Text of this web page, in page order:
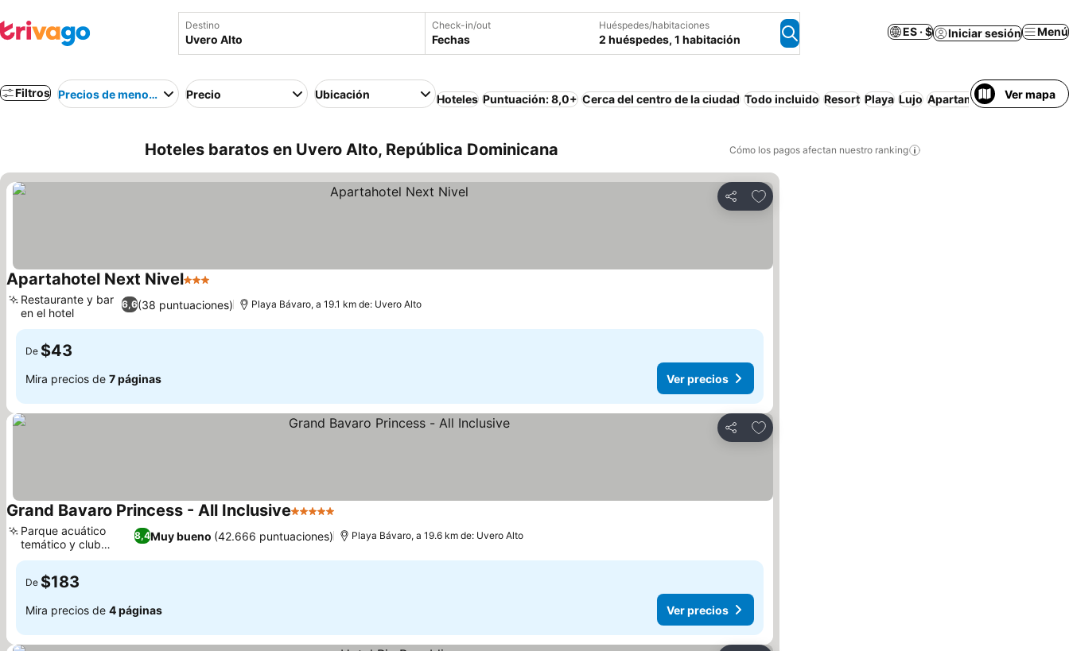
Destino Check-in/out
Fechas
Huéspedes/habitaciones
2 huéspedes, 1 habitación
ES · $ Iniciar sesión Menú
Filtros Precios de menor a mayorPrecio Ubicación Hoteles Puntuación: 8,0+ Cerca del centro de la ciudad Todo incluido Resort Playa Lujo Apartamento amueblado
Ver mapa
Hoteles baratos en Uvero Alto, República Dominicana Cómo los pagos afectan nuestro ranking
Compartir
Agregar a favoritos
Apartahotel Next Nivel3 Estrellas
6,6(38 puntuaciones)
Restaurante y bar
en el hotel
Playa Bávaro, a 19.1 km de: Uvero Alto
De $43
Mira precios de 7 páginas Ver precios
Compartir
Agregar a favoritos
Grand Bavaro Princess - All Inclusive5 Estrellas
8,4Muy bueno (42.666 puntuaciones)
Parque acuático
temático y club
familiar
Playa Bávaro, a 19.6 km de: Uvero Alto
De $183
Mira precios de 4 páginas Ver precios